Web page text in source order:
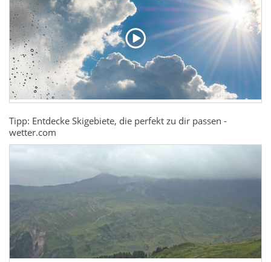
Tipp: Entdecke Skigebiete, die perfekt zu dir passen -
wetter.com